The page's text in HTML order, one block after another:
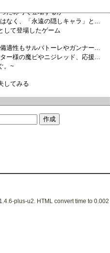
plus-u2. HTML convert time to 0.002